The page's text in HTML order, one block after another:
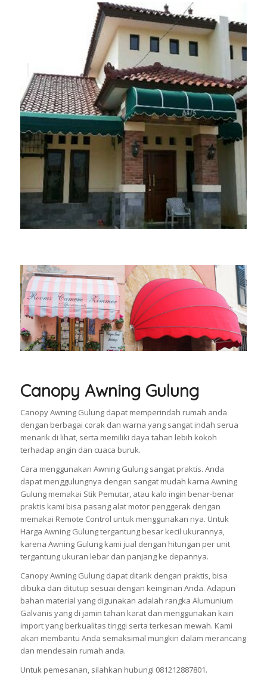
Canopy Awning Gulung
Canopy Awning Gulung dapat memperindah rumah anda
dengan berbagai corak dan warna yang sangat indah serua
menarik di lihat, serta memiliki daya tahan lebih kokoh
terhadap angin dan cuaca buruk.
Cara menggunakan Awning Gulung sangat praktis. Anda
dapat menggulungnya dengan sangat mudah karna Awning
Gulung memakai Stik Pemutar, atau kalo ingin benar-benar
praktis kami bisa pasang alat motor penggerak dengan
memakai Remote Control untuk menggunakan nya. Untuk
Harga Awning Gulung tergantung besar kecil ukurannya,
karena Awning Gulung kami jual dengan hitungan per unit
tergantung ukuran lebar dan panjang ke depannya.
Canopy Awning Gulung dapat ditarik dengan praktis, bisa
dibuka dan ditutup sesuai dengan keinginan Anda. Adapun
bahan material yang digunakan adalah rangka Alumunium
Galvanis yang di jamin tahan karat dan menggunakan kain
import yang berkualitas tinggi serta terkesan mewah. Kami
akan membantu Anda semaksimal mungkin dalam merancang
dan mendesain rumah anda.
Untuk pemesanan, silahkan hubungi 081212887801.